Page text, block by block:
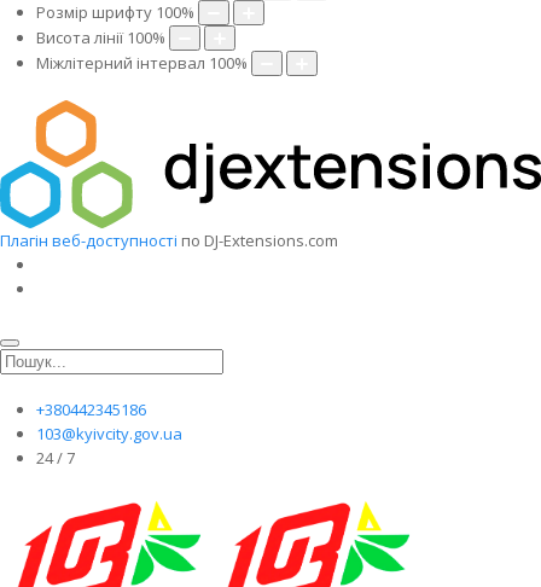
Розмір шрифту 100%
Висота лінії 100%
Міжлітерний інтервал 100%
Плагін веб-доступності по DJ-Extensions.com
+380442345186
103@kyivcity.gov.ua
24 / 7